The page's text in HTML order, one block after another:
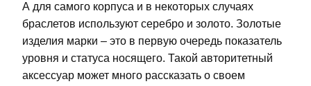
А для самого корпуса и в некоторых случаях
браслетов используют серебро и золото. Золотые
изделия марки – это в первую очередь показатель
уровня и статуса носящего. Такой авторитетный
аксессуар может много рассказать о своем